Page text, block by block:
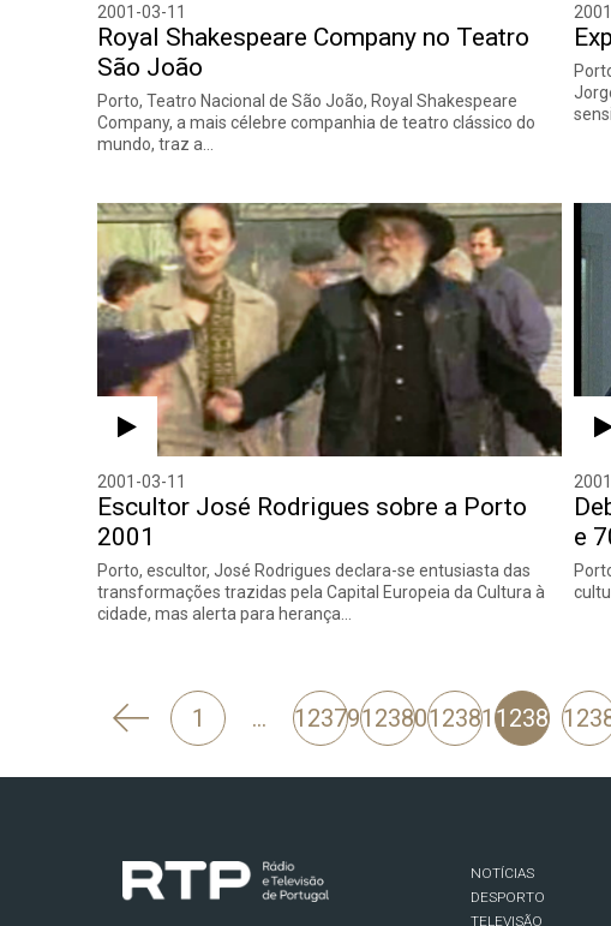
2001-03-11
Royal Shakespeare Company no Teatro
São João
Porto, Teatro Nacional de São João, Royal Shakespeare
Company, a mais célebre companhia de teatro clássico do
mundo, traz a…
2001-03-11
Escultor José Rodrigues sobre a Porto
2001
Porto, escultor, José Rodrigues declara-se entusiasta das
transformações trazidas pela Capital Europeia da Cultura à
cidade, mas alerta para herança…
e
'
Anterior
1 … 12379123801238112382
NOTÍCIAS
DESPORTO
TELEVISÃO